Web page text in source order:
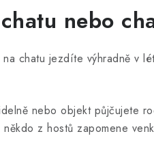
nebo
chatu jezdíte výhradně v
nebo objekt půjčujete
z hostů zapomene